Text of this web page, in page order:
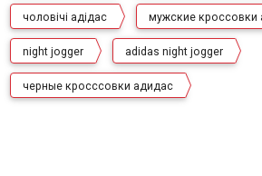
чоловічі адідас мужские кроссовки
night jogger adidas night jogger
черные кросссовки адидас